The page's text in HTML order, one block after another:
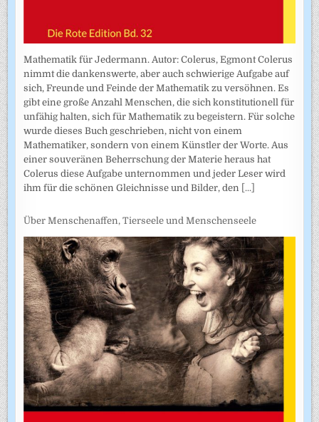
Mathematik für Jedermann. Autor: Colerus, Egmont Colerus
nimmt die dankenswerte, aber auch schwierige Aufgabe auf
sich, Freunde und Feinde der Mathematik zu versöhnen. Es
gibt eine große Anzahl Menschen, die sich konstitutionell für
unfähig halten, sich für Mathematik zu begeistern. Für solche
wurde dieses Buch geschrieben, nicht von einem
Mathematiker, sondern von einem Künstler der Worte. Aus
einer souveränen Beherrschung der Materie heraus hat
Colerus diese Aufgabe unternommen und jeder Leser wird
ihm für die schönen Gleichnisse und Bilder, den [...]
Über Menschenaffen, Tierseele und Menschenseele